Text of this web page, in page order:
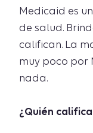
Medicaid es
de salud.
califican. La
muy poco por
nada.
¿Quién